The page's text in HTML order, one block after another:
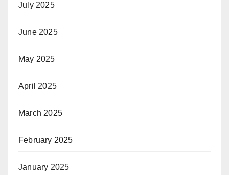
July 2025
June 2025
May 2025
April 2025
March 2025
February 2025
January 2025